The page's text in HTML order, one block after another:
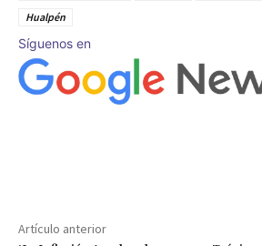
Hualpén
Síguenos en
Artículo anterior